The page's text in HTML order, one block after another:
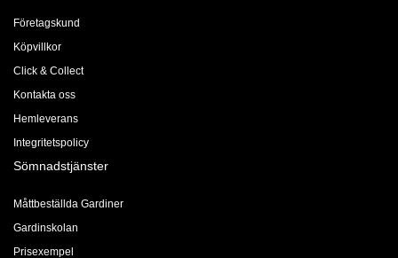
Företagskund
Köpvillkor
Click & Collect
Kontakta oss
Hemleverans
Integritetspolicy
Sömnadstjänster
Måttbeställda Gardiner
Gardinskolan
Prisexempel